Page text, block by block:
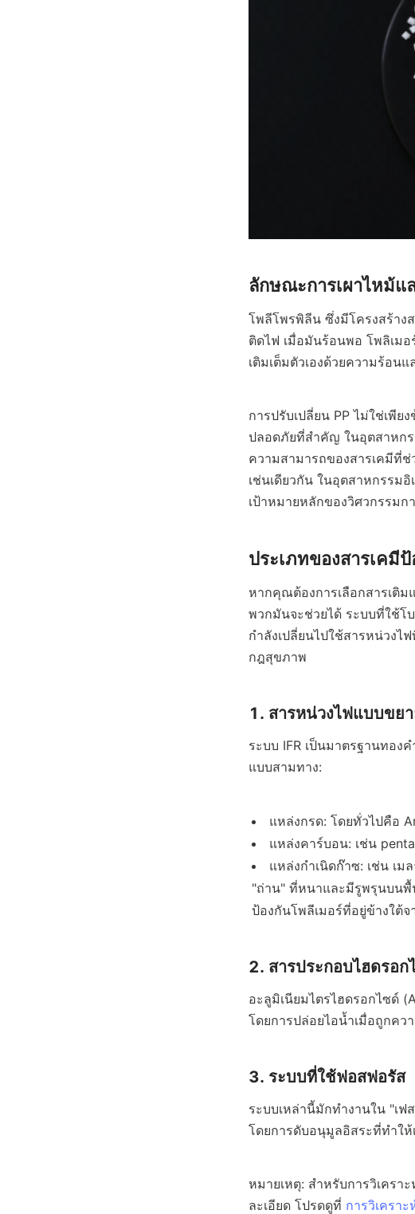
ลักษณะการเผาไหม้แ
โพลีโพรพิลีน ซึ่งมีโครงสร้าง
ติดไฟ เมื่อมันร้อนพอ โพลิเม
เติมเต็มตัวเองด้วยความร้อนแ
การปรับเปลี่ยน PP ไม่ใช่เพี
ปลอดภัยที่สำคัญ ในอุตสาหกร
ความสามารถของสารเคมีที่
เช่นเดียวกัน ในอุตสาหกรรม
เป้าหมายหลักของวิศวกรรมก
ประเภทของสารเคมี
หากคุณต้องการเลือกสารเติ
พวกมันจะช่วยได้ ระบบที่ใช้โ
กำลังเปลี่ยนไปใช้สารหน่วงไ
กฎสุขภาพ
1. สารหน่วงไฟแบบขย
ระบบ IFR เป็นมาตรฐานทอง
แบบสามทาง:
แหล่งกรด: โดยทั่วไปคือ
แหล่งคาร์บอน: เช่น
แหล่งกำเนิดก๊าซ: เช่น เ
"ถ่าน" ที่หนาและมีรูพรุนบนพื้
ป้องกันโพลีเมอร์ที่อยู่ข้างใต้
2. สารประกอบไฮดรอ
อะลูมิเนียมไตรไฮดรอกไซด์
โดยการปล่อยไอน้ำเมื่อถูกคว
3. ระบบที่ใช้ฟอสฟอรัส
ระบบเหล่านี้มักทำงานใน "เ
โดยการดับอนุมูลอิสระที่ทำให้
หมายเหตุ: สำหรับการวิเครา
ละเอียด โปรดดูที่ การวิเครา